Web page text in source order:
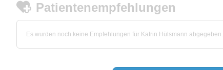
Patientenempfehlungen
Es wurden noch keine Empfehlungen für Katrin Hülsmann abgegeben.